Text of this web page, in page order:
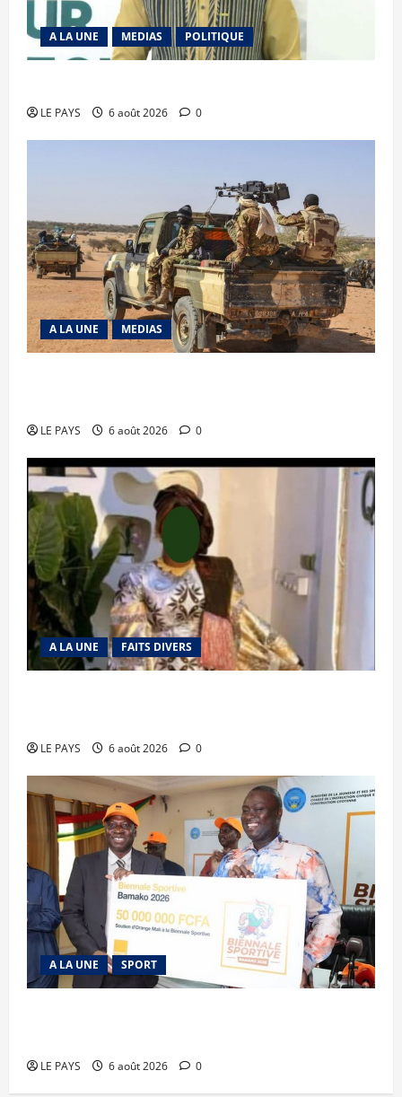
A LA UNE MEDIAS POLITIQUE
LE PAYS 6 août 2026 0
A LA UNE MEDIAS
LE PAYS 6 août 2026 0
A LA UNE FAITS DIVERS
LE PAYS 6 août 2026 0
A LA UNE SPORT
LE PAYS 6 août 2026 0